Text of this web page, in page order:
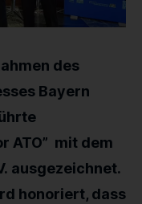
des
Bayern
ATO” mit dem
ausgezeichnet.
honoriert, dass